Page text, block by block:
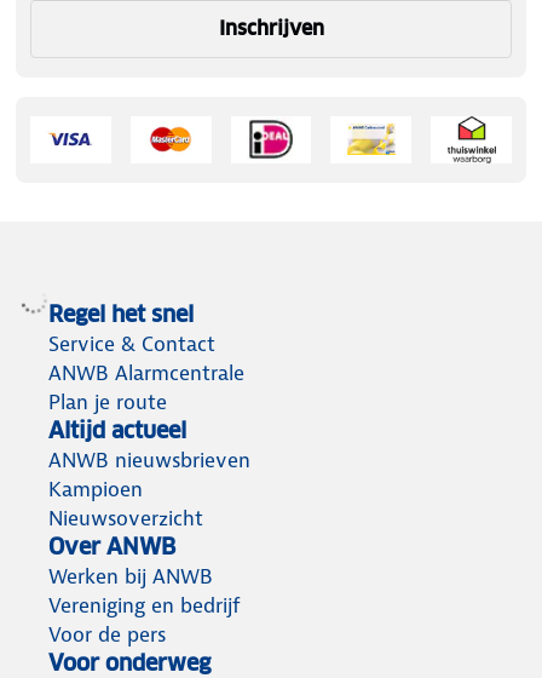
Inschrijven
Regel het snel
Service & Contact
ANWB Alarmcentrale
Plan je route
Altijd actueel
ANWB nieuwsbrieven
Kampioen
Nieuwsoverzicht
Over ANWB
Werken bij ANWB
Vereniging en bedrijf
Voor de pers
Voor onderweg